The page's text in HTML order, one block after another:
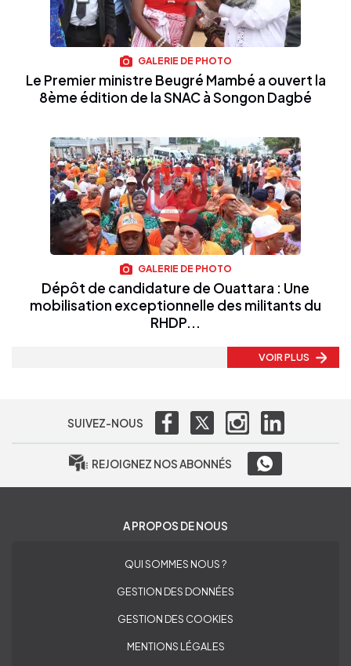
GALERIE DE PHOTO
Le Premier ministre Beugré Mambé a ouvert la
8ème édition de la SNAC à Songon Dagbé
GALERIE DE PHOTO
Dépôt de candidature de Ouattara : Une
mobilisation exceptionnelle des militants du
RHDP...
VOIR PLUS
SUIVEZ-NOUS
REJOIGNEZ NOS ABONNÉS
A PROPOS DE NOUS
QUI SOMMES NOUS ?
GESTION DES DONNÉES
GESTION DES COOKIES
MENTIONS LÉGALES